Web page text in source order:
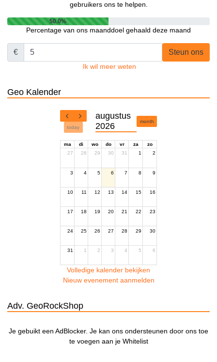
gebruikers ons te helpen.
50.0%
Percentage van ons maanddoel gehaald deze maand
€ Steun ons
Ik wil meer weten
Geo Kalender
today
augustus
2026
month
ma di wo do vr za
zo
27
28 29 30 31 1 2
3 4 5 6 7 8 9
10 11 12 13 14 15 16
17 18 19 20 21 22 23
24 25 26 27 28 29 30
31 1 2 3 4 5 6
Volledige kalender bekijken
Nieuw evenement aanmelden
Adv. GeoRockShop
Je gebuikt een AdBlocker. Je kan ons ondersteunen door ons toe
te voegen aan je Whitelist